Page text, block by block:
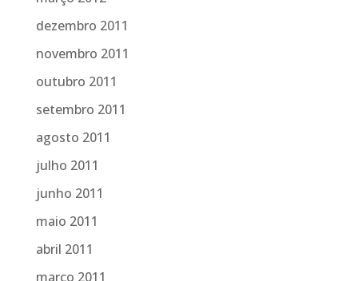
dezembro 2011
novembro 2011
outubro 2011
setembro 2011
agosto 2011
julho 2011
junho 2011
maio 2011
abril 2011
março 2011